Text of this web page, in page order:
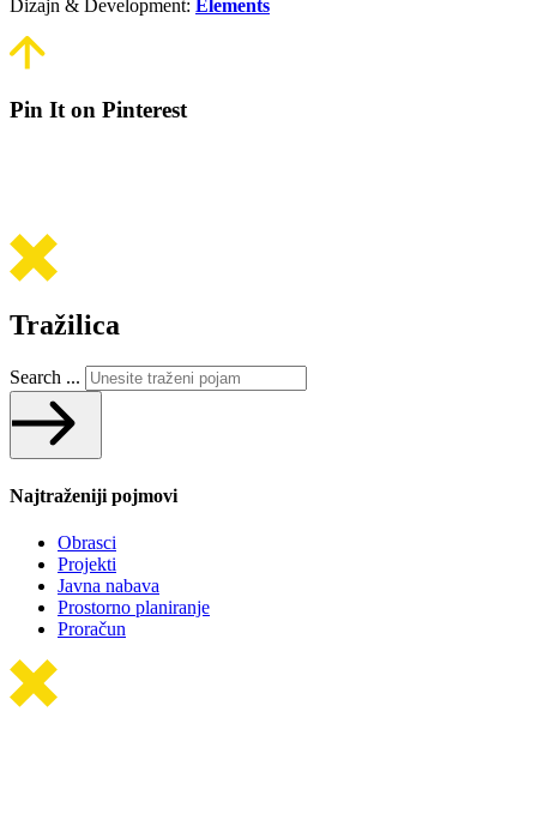
Dizajn & Development: Elements
Pin It on Pinterest
Tražilica
Search ...
Najtraženiji pojmovi
Obrasci
Projekti
Javna nabava
Prostorno planiranje
Proračun